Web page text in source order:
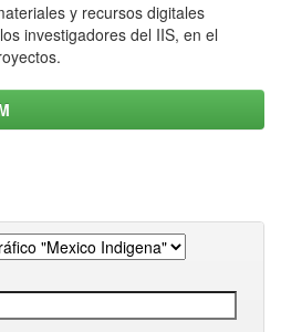
y recursos digitales
investigadores del IIS, en el